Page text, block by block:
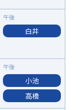
白井
小池
高橋